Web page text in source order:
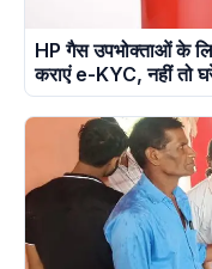
HP गैस उपभोक्ताओं के
कराएं e-KYC, नहीं तो